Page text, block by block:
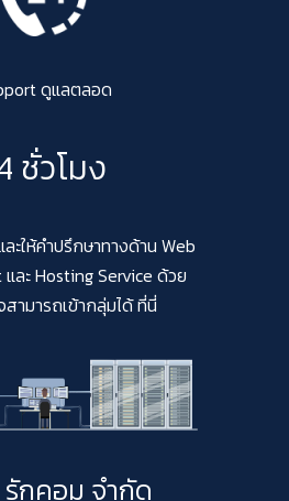
ดูแลตลอด
ชั่วโมง
ะให้คำปรึกษาทางด้าน Web
ละ Hosting Service ด้วย
สามารถเข้ากลุ่มได้ ที่นี่
กคอม จำกัด